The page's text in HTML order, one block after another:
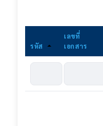
รายงานการวิเคราะ
ประกาศโครงการ
ประกาศร่าง TOR
รหัส
เลขที่
เอกสาร